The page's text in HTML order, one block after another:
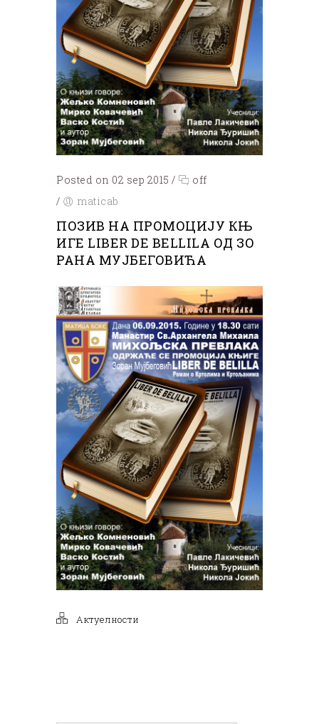
Posted on 02 sep 2015 /
off
/
maticab
ПОЗИВ НА ПРОМОЦИЈУ КЊ
ИГЕ LIBER DE BELLILA ОД ЗО
РАНА МУЈБЕГОВИЋА
Актуелности